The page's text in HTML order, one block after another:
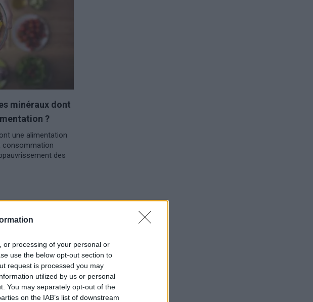
or processing of your personal or
use the below opt-out section to
request is processed you may
utilized by us or personal
You may separately opt-out of the
on the IAB’s list of downstream
minéraux dont
?
une alimentation
consommation
des